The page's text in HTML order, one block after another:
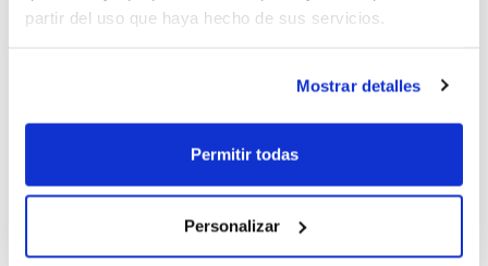
partir del uso que haya hecho de sus servicios.
Mostrar detalles
Permitir todas
Personalizar
coincidencias para la confección de los
ETIQUETAS competiciones jocs esportius